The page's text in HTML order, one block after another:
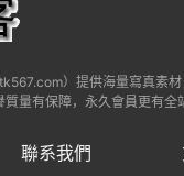
）提供海量寫真素
量有保障，永久會員更有全
聯系我們